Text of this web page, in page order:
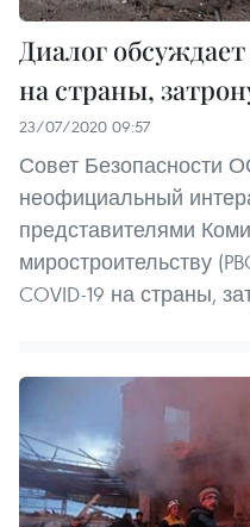
Диалог
на страны,
23/07/2020 09:57
Совет Безопасности
неофициальный
представителями
миростроительству
COVID-19 на страны,